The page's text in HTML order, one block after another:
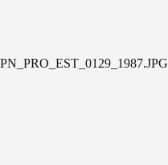
PN_PRO_EST_0129_1987.JPG